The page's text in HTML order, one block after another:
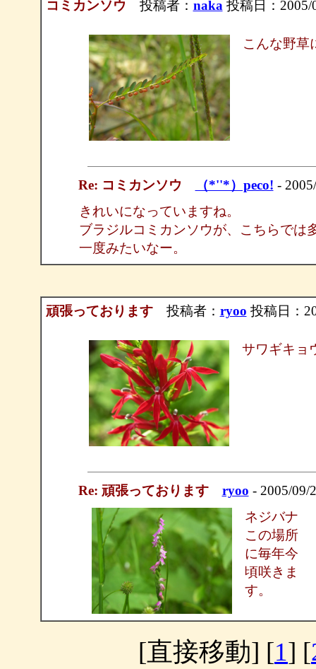
コミカンソウ 投稿者： naka投稿日：2005/
こんな野草
Re: コミカンソウ （*''*）peco! -
きれいになっていますね。
ブラジルコミカンソウが、こちらでは
一度みたいなー。
頑張っております投稿者： ryoo 投稿日：
サワギキョ
Re: 頑張っております ryoo - 2005/09/
ネジバナ
この場所
に毎年今
頃咲きま
す。
[直接移動] [1] [